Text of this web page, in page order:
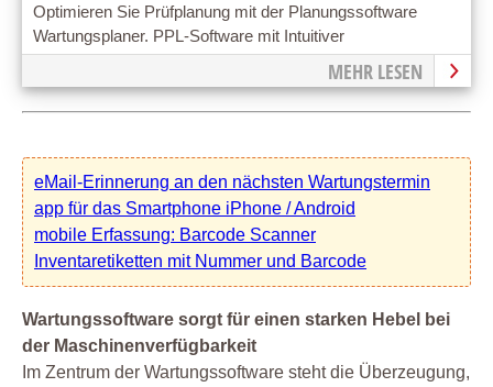
Optimieren Sie Prüfplanung mit der Planungssoftware
Wartungsplaner. PPL-Software mit Intuitiver
Bedienoberfläche
MEHR LESEN
eMail-Erinnerung an den nächsten Wartungstermin
app für das Smartphone iPhone / Android
mobile Erfassung: Barcode Scanner
Inventaretiketten mit Nummer und Barcode
Wartungssoftware sorgt für einen starken Hebel bei
der Maschinenverfügbarkeit
Im Zentrum der Wartungssoftware steht die Überzeugung,